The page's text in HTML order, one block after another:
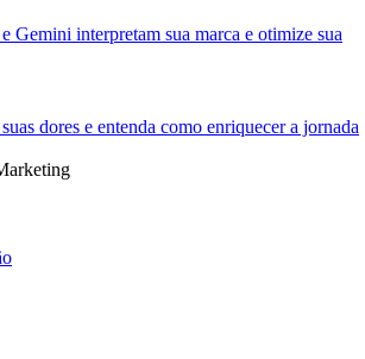
Gemini interpretam sua marca e otimize sua
dores e entenda como enriquecer a jornada